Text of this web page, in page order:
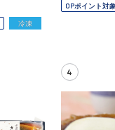
冷凍
OPポイント対象
4